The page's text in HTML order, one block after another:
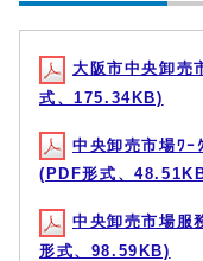
大阪市中央卸売
式、175.34KB)
中央卸売市場ﾜｰ
(PDF形式、
中央卸売市場服
形式、98.59KB)